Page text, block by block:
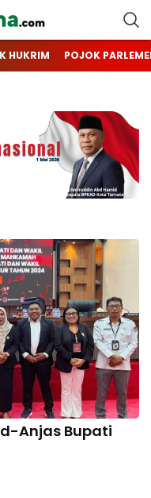
HUKRIM POJOK
Anjas Bupati